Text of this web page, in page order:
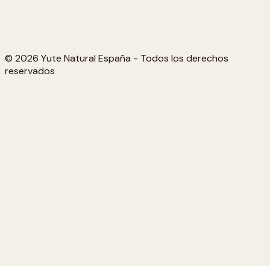
© 2026 Yute Natural España - Todos los derechos
reservados